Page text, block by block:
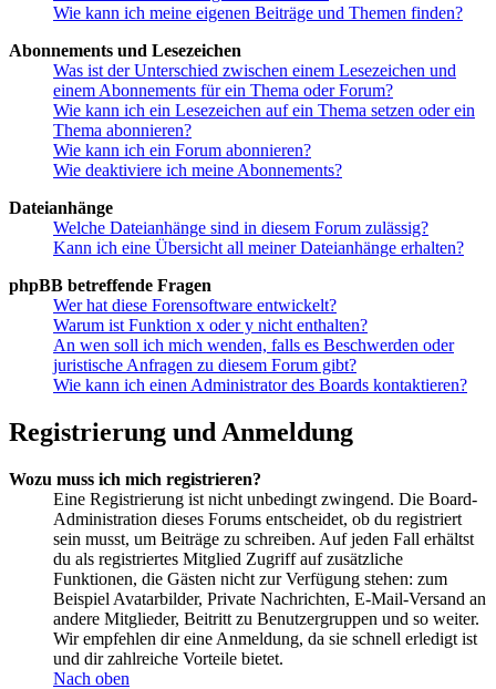
Wie kann ich meine eigenen Beiträge und Themen finden?
Abonnements und Lesezeichen
Was ist der Unterschied zwischen einem Lesezeichen und
einem Abonnements für ein Thema oder Forum?
Wie kann ich ein Lesezeichen auf ein Thema setzen oder ein
Thema abonnieren?
Wie kann ich ein Forum abonnieren?
Wie deaktiviere ich meine Abonnements?
Dateianhänge
Welche Dateianhänge sind in diesem Forum zulässig?
Kann ich eine Übersicht all meiner Dateianhänge erhalten?
phpBB betreffende Fragen
Wer hat diese Forensoftware entwickelt?
Warum ist Funktion x oder y nicht enthalten?
An wen soll ich mich wenden, falls es Beschwerden oder
juristische Anfragen zu diesem Forum gibt?
Wie kann ich einen Administrator des Boards kontaktieren?
Registrierung und Anmeldung
Wozu muss ich mich registrieren?
Eine Registrierung ist nicht unbedingt zwingend. Die Board-
Administration dieses Forums entscheidet, ob du registriert
sein musst, um Beiträge zu schreiben. Auf jeden Fall erhältst
du als registriertes Mitglied Zugriff auf zusätzliche
Funktionen, die Gästen nicht zur Verfügung stehen: zum
Beispiel Avatarbilder, Private Nachrichten, E-Mail-Versand an
andere Mitglieder, Beitritt zu Benutzergruppen und so weiter.
Wir empfehlen dir eine Anmeldung, da sie schnell erledigt ist
und dir zahlreiche Vorteile bietet.
Nach oben